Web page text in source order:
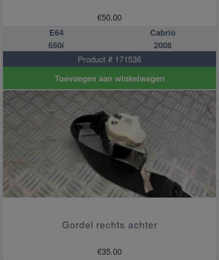
€50.00
E64
Cabrio
650i
2008
Product # 171536
Toevoegen aan winkelwagen
Gordel rechts achter
€35.00